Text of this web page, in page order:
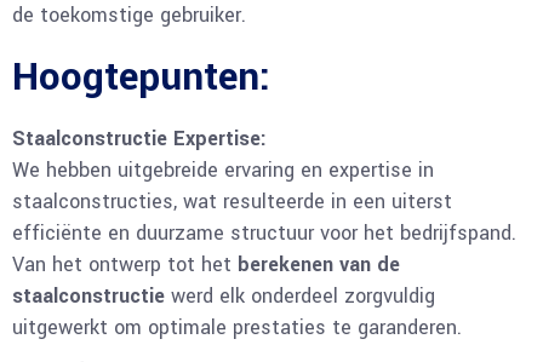
de toekomstige gebruiker.
Hoogtepunten:
Staalconstructie Expertise:
We hebben uitgebreide ervaring en expertise in
staalconstructies, wat resulteerde in een uiterst
efficiënte en duurzame structuur voor het bedrijfspand.
Van het ontwerp tot het berekenen van de
staalconstructie werd elk onderdeel zorgvuldig
uitgewerkt om optimale prestaties te garanderen.